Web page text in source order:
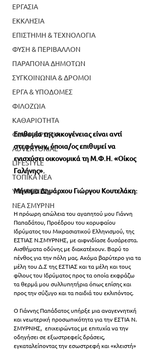
ΕΡΓΑΣΙΑ
ΕΚΚΛΗΣΙΑ
ΕΠΙΣΤΗΜΗ & ΤΕΧΝΟΛΟΓΙΑ
ΦΥΣΗ & ΠΕΡΙΒΑΛΛΟΝ
ΠΑΡΑΠΟΝΑ ΔΗΜΟΤΩΝ
ΣΥΓΚΟΙΝΩΝΙΑ & ΔΡΟΜΟΙ
ΕΡΓΑ & ΥΠΟΔΟΜΕΣ
ΦΙΛΟΖΩΙΑ
ΚΑΘΑΡΙΟΤΗΤΑ
ΦΙΛΑΝΘΡΩΠΙΑ
ADVERTORIAL
LIFESTYLE
ΤΟΠΙΚΑ ΝΕΑ
ΥΠΗΡΕΣΙΕΣ
ΝΕΑ ΣΜΥΡΝΗ
Επιθυμία της οικογένειας είναι αντί
στεφάνων, όποια/ος επιθυμεί να
ενισχύσει οικονομικά τη Μ.Φ.Η. «Οίκος
Γαλήνης».
Μήνυμα Δημάρχου Γιώργου Κουτελάκη:
Η πρόωρη απώλεια του αγαπητού μου Γιάννη
Παπαδάτου, Προέδρου του κορυφαίου
Ιδρύματος του Μικρασιατικού Ελληνισμού, της
ΕΣΤΙΑΣ Ν.ΣΜΥΡΝΗΣ, με αιφνιδίασε δυσάρεστα.
Αισθήματα οδύνης με διακατέχουν. Βαρύ το
πένθος για την πόλη μας. Ακόμα βαρύτερο για τα
μέλη του Δ.Σ της ΕΣΤΙΑΣ και τα μέλη και τους
φίλους του Ιδρύματος προς τα οποία εκφράζω
τα θερμά μου συλλυπητήρια όπως επίσης και
προς την σύζυγο και τα παιδιά του εκλιπόντος.
Ο Γιάννης Παπάδατος υπήρξε μια αναγεννητική
και νεωτερική προσωπικότητα για την ΕΣΤΙΑ Ν.
ΣΜΥΡΝΗΣ,  επιχειρώντας με επιτυχία να την
οδηγήσει σε εξωστρεφείς δράσεις,
εγκαταλείποντας την εσωστρεφή και «κλειστή»